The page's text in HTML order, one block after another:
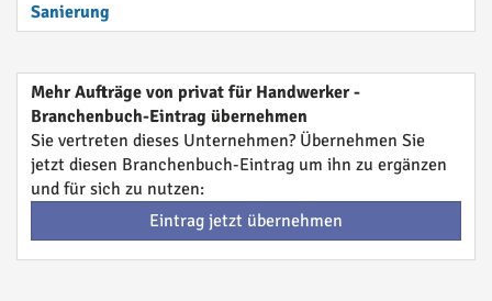
Sanierung
Mehr Aufträge von privat für Handwerker -
Branchenbuch-Eintrag übernehmen
Sie vertreten dieses Unternehmen? Übernehmen Sie
jetzt diesen Branchenbuch-Eintrag um ihn zu ergänzen
und für sich zu nutzen:
Eintrag jetzt übernehmen